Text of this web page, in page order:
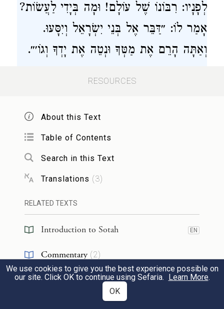
לְפָנָיו: רִבּוֹנוֹ שֶׁל עוֹלָם! וּמָה בְּיָדִי לַעֲשׂוֹת?
אָמַר לוֹ: ״דַּבֵּר אֶל בְּנֵי יִשְׂרָאֵל וְיִסָּעוּ.
וְאַתָּה הָרֵם אֶת מַטְּךָ וּנְטֵה אֶת יָדְךָ וְגוֹ׳״.
Moseswas prolonging
to him: My beloved ones are drowning in
Moses
Universe, but what can I do?
him: “Speak to the
they go forward. And you, lift up your rod
and stretch out your hand”(Exodus 14:15–
16).
לְפִיכָךְ, זָכָה יְהוּדָה לַעֲשׂוֹת מֶמְשָׁלָה
בְּיִשְׂרָאֵל, שֶׁנֶּאֱמַר: ״הָיְתָה יְהוּדָה לְקׇדְשׁוֹ
יִשְׂרָאֵל מַמְשְׁלוֹתָיו״, מָה טַעַם ״הָיְתָה
RESOURCES
About this Text
Table of Contents
Search in this Text
Translations (3)
RELATED TEXTS
Introduction to Sotah EN
Commentary (2)
Tanakh(1) EN
We use cookies to give you the best experience possible on
our site. Click OK to continue using Sefaria. Learn More.
OK